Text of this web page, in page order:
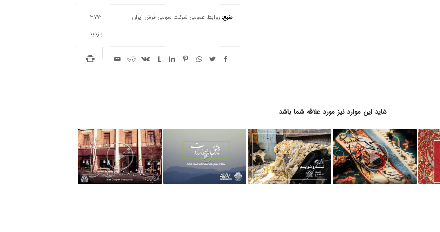
منبع: روابط عمومی شرکت سهامی فرش ایران 3792
بازدید
شاید این موارد نیز مورد علاقه شما باشد